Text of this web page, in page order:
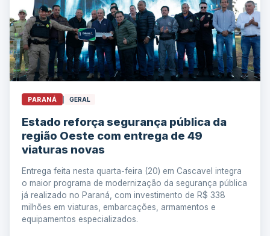
PARANÁ GERAL
Estado reforça segurança pública da
região Oeste com entrega de 49
viaturas novas
Entrega feita nesta quarta-feira (20) em Cascavel integra
o maior programa de modernização da segurança pública
já realizado no Paraná, com investimento de R$ 338
milhões em viaturas, embarcações, armamentos e
equipamentos especializados.